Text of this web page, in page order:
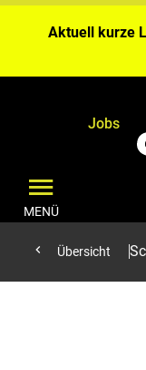
Aktuell kurze
Aktuell kurze
Jobs
MENÜ
Übersicht